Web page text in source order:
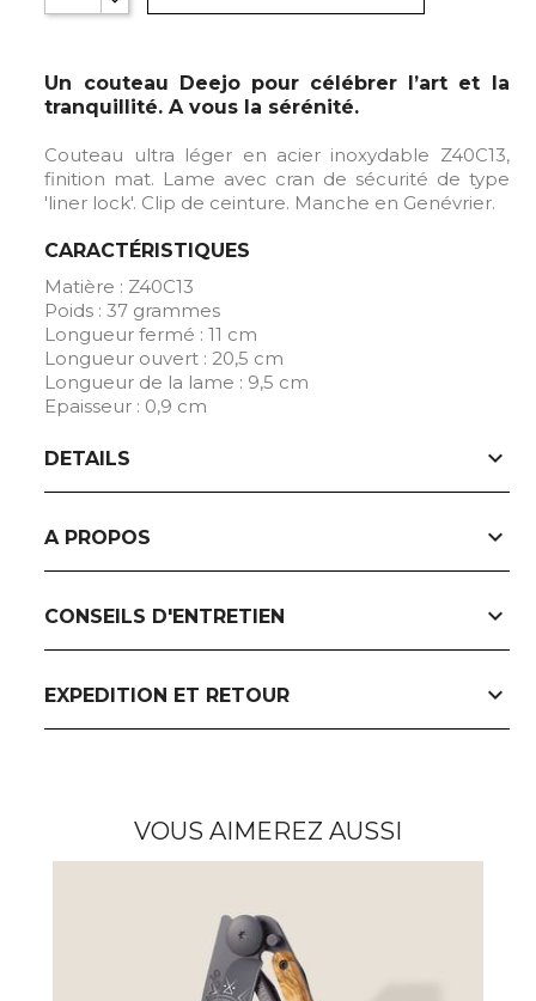
Un couteau Deejo pour célébrer l’art et la
tranquillité. A vous la sérénité.
Couteau ultra léger en acier inoxydable Z40C13,
finition mat. Lame avec cran de sécurité de type
'liner lock'. Clip de ceinture. Manche en Genévrier.
CARACTÉRISTIQUES
Matière : Z40C13
Poids : 37 grammes
Longueur fermé : 11 cm
Longueur ouvert : 20,5 cm
Longueur de la lame : 9,5 cm
Epaisseur : 0,9 cm
DETAILS expand_more
A PROPOS expand_more
CONSEILS D'ENTRETIEN expand_more
EXPEDITION ET RETOUR expand_more
VOUS AIMEREZ AUSSI